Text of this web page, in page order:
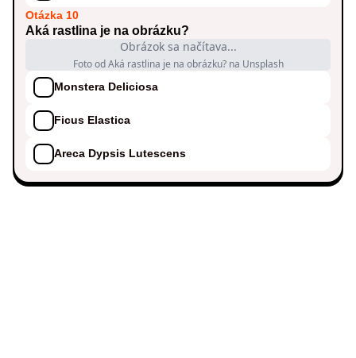
Otázka 10
Aká rastlina je na obrázku?
Obrázok sa načítava...
Foto od Aká rastlina je na obrázku? na Unsplash
Monstera Deliciosa
Ficus Elastica
Areca Dypsis Lutescens